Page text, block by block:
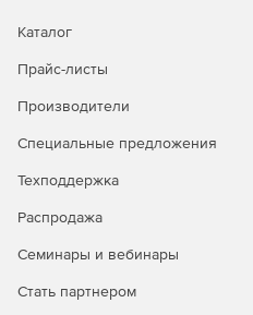
Каталог
Прайс-листы
Производители
Специальные предложения
Техподдержка
Распродажа
Семинары и вебинары
Стать партнером